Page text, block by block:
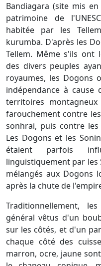
Bandiagara (site mis
patrimoine de
habitée par les
kurumba. D'après les
Tellem. Même s'ils ont
des divers peuples
royaumes, les Dogons
indépendance à cause
territoires
farouchement contre
sonhrai, puis contre
Les Dogons et les
étaient parfois
linguistiquement par
mélangés aux Dogons
après la chute de
Traditionnellement,
général vêtus d'un
sur les côtés, et d'un
chaque côté des
marron, ocre, jaune